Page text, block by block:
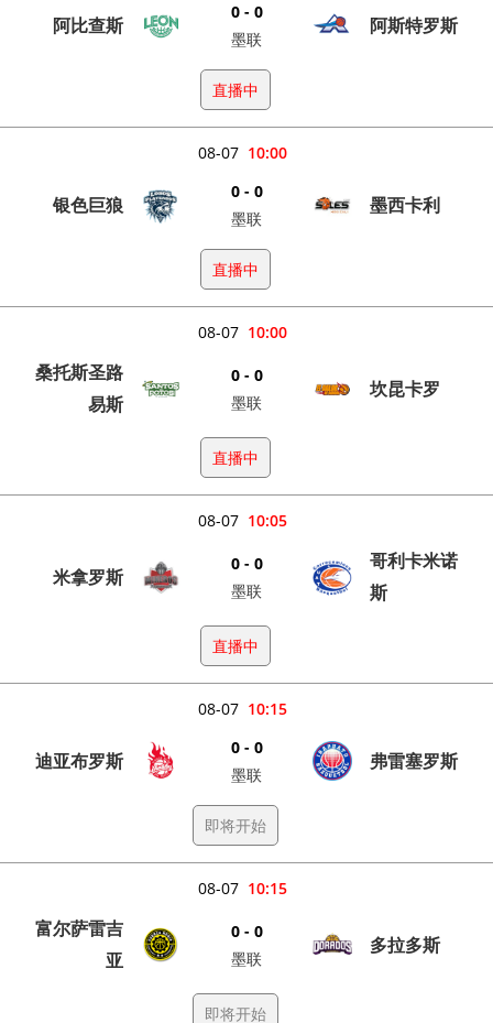
阿比查斯
0 - 0
墨联
阿斯特罗斯
直播中
10:00
08-07
银色巨狼
0 - 0
墨联
墨西卡利
直播中
10:00
08-07
桑托斯圣路
易斯
0 - 0
墨联
坎昆卡罗
直播中
10:05
08-07
米拿罗斯
0 - 0
墨联
哥利卡米诺
斯
直播中
10:15
08-07
迪亚布罗斯
0 - 0
墨联
弗雷塞罗斯
即将开始
10:15
08-07
富尔萨雷吉
亚
0 - 0
墨联
多拉多斯
即将开始